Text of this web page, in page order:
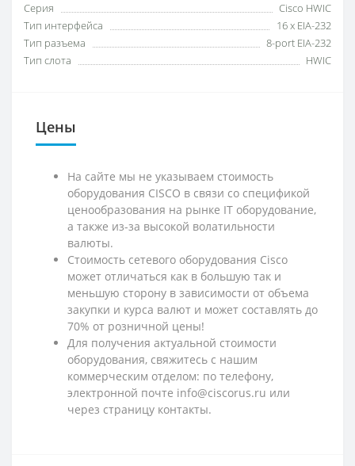
Серия
Cisco HWIC
Тип интерфейса
16 x EIA-232
Тип разъема
8-port EIA-232
Тип слота
HWIC
Цены
На сайте мы не указываем стоимость
оборудования CISCO в связи со спецификой
ценообразования на рынке IT оборудование,
а также из-за высокой волатильности
валюты.
Стоимость сетевого оборудования Cisco
может отличаться как в большую так и
меньшую сторону в зависимости от объема
закупки и курса валют и может составлять до
70% от розничной цены!
Для получения актуальной стоимости
оборудования, свяжитесь с нашим
коммерческим отделом: по телефону,
электронной почте info@ciscorus.ru или
через страницу контакты.